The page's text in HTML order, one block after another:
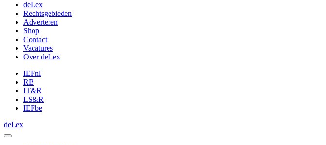
deLex
Rechtsgebieden
Adverteren
Shop
Contact
Vacatures
Over deLex
IEFnl
RB
IT&R
LS&R
IEFbe
deLex